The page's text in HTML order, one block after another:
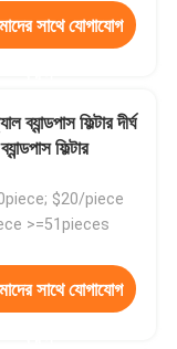
সাথে যোগাযোগ
ব্যান্ডপাস ফিল্টার দীর্ঘ
ফিল্টার
$20/piece
>=51pieces
সাথে যোগাযোগ